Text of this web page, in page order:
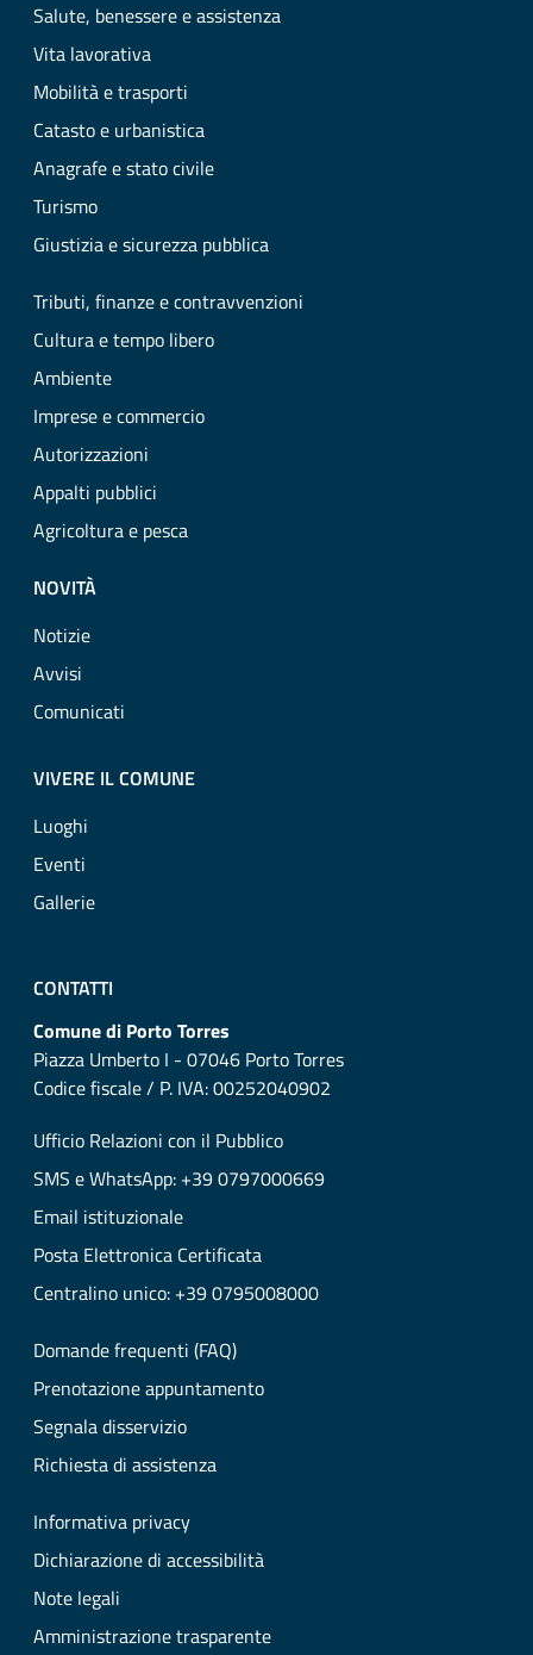
Salute, benessere e assistenza
Vita lavorativa
Mobilità e trasporti
Catasto e urbanistica
Anagrafe e stato civile
Turismo
Giustizia e sicurezza pubblica
Tributi, finanze e contravvenzioni
Cultura e tempo libero
Ambiente
Imprese e commercio
Autorizzazioni
Appalti pubblici
Agricoltura e pesca
NOVITÀ
Notizie
Avvisi
Comunicati
VIVERE IL COMUNE
Luoghi
Eventi
Gallerie
CONTATTI
Comune di Porto Torres
Piazza Umberto I - 07046 Porto Torres
Codice fiscale / P. IVA: 00252040902
Ufficio Relazioni con il Pubblico
SMS e WhatsApp: +39 0797000669
Email istituzionale
Posta Elettronica Certificata
Centralino unico: +39 0795008000
Domande frequenti (FAQ)
Prenotazione appuntamento
Segnala disservizio
Richiesta di assistenza
Informativa privacy
Dichiarazione di accessibilità
Note legali
Amministrazione trasparente